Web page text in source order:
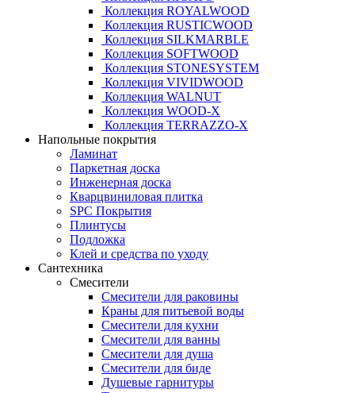
Коллекция ROYALWOOD
Коллекция RUSTICWOOD
Коллекция SILKMARBLE
Коллекция SOFTWOOD
Коллекция STONESYSTEM
Коллекция VIVIDWOOD
Коллекция WALNUT
Коллекция WOOD-X
Коллекция ТЕRRАZZO-X
Напольные покрытия
Ламинат
Паркетная доска
Инженерная доска
Кварцвиниловая плитка
SPC Покрытия
Плинтусы
Подложка
Клей и средства по уходу
Сантехника
Смесители
Смесители для раковины
Краны для питьевой воды
Смесители для кухни
Смесители для ванны
Смесители для душа
Смесители для биде
Душевые гарнитуры